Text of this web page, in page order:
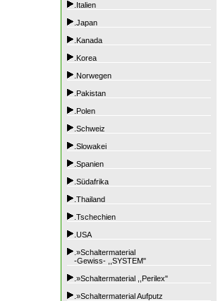
.Italien
.Japan
.Kanada
.Korea
.Norwegen
.Pakistan
.Polen
.Schweiz
.Slowakei
.Spanien
.Südafrika
.Thailand
.Tschechien
.USA
.»Schaltermaterial
-Gewiss- ,,SYSTEM"
.»Schaltermaterial ,,Perilex"
.»Schaltermaterial Aufputz